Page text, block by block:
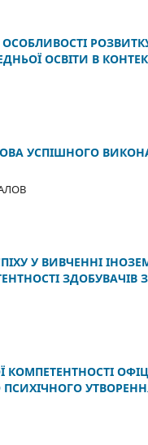
ОСВІТИ В
УСПІШНОГО
У ВИВЧЕННІ
ЗДОБУВАЧІВ
КОМПЕТЕНТНОСТІ